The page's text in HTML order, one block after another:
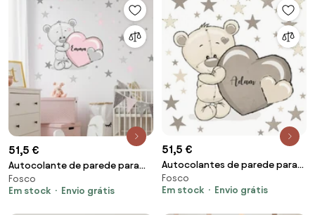
51,5 €
Autocolante de parede para
crianças - Urso com coração
em pó e nome
Fosco
Em stock
Envio grátis
51,5 €
Autocolantes de parede para
crianças - Urso com coração
castanho e nome
Fosco
Em stock
Envio grátis